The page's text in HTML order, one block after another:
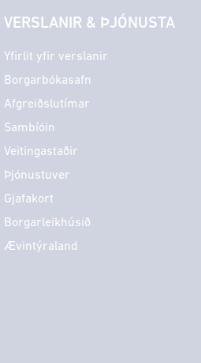
VERSLANIR & ÞJÓNUSTA
Yfirlit yfir verslanir
Borgarbókasafn
Afgreiðslutímar
Sambíóin
Veitingastaðir
Þjónustuver
Gjafakort
Borgarleikhúsið
Ævintýraland